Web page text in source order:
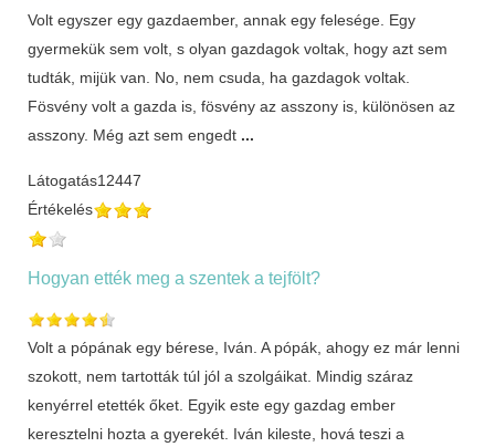
Volt egyszer egy gazdaember, annak egy felesége. Egy
gyermekük sem volt, s olyan gazdagok voltak, hogy azt sem
tudták, mijük van. No, nem csuda, ha gazdagok voltak.
Fösvény volt a gazda is, fösvény az asszony is, különösen az
asszony. Még azt sem engedt ...
Látogatás12447
Értékelés
Hogyan ették meg a szentek a tejfölt?
Volt a pópának egy bérese, Iván. A pópák, ahogy ez már lenni
szokott, nem tartották túl jól a szolgáikat. Mindig száraz
kenyérrel etették őket. Egyik este egy gazdag ember
keresztelni hozta a gyerekét. Iván kileste, hová teszi a